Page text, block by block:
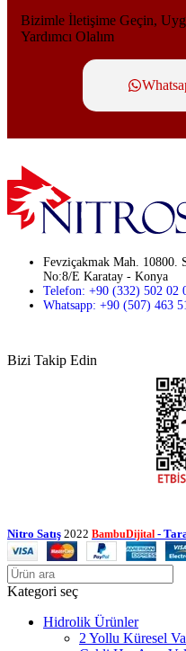
Bizimle İletişime Geçin,
Yardımcı Olalım
Fevziçakmak Mah. 10800.
No:8/E Karatay - Konya
Telefon: +90 (332) 502 02
Whatsapp: +90 (507) 463
Bizi Takip Edin
Nitro Satış 2022 BambuDijital -
Kategori seç
Hidrolik Ürünler
2 Yollu Küresel